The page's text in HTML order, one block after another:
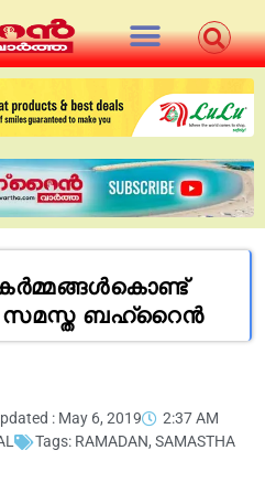
സമസ്ത ബഹ്റൈന്‍
: May 6, 2019
2:37 AM
Tags: RAMADAN, SAMASTHA